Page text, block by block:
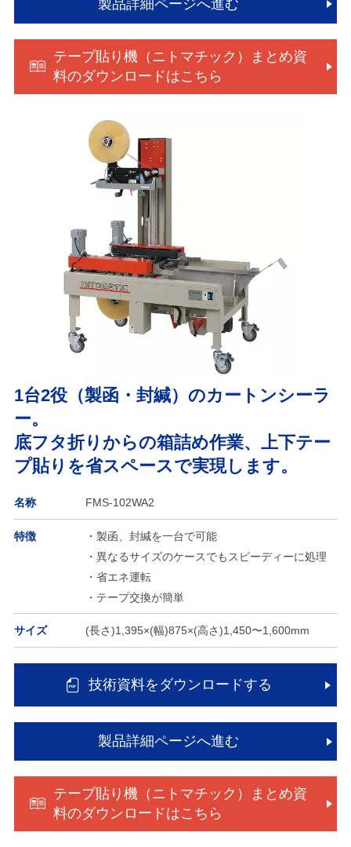
製品詳細ページへ進む
テープ貼り機（ニトマチック）まとめ資
料のダウンロードはこちら
1台2役（製函・封緘）のカートンシーラ
ー。
底フタ折りからの箱詰め作業、上下テー
プ貼りを省スペースで実現します。
名称 FMS-102WA2
特徴
・製函、封緘を一台で可能
・異なるサイズのケースでもスピーディーに処理
・省エネ運転
・テープ交換が簡単
サイズ (長さ)1,395×(幅)875×(高さ)1,450〜1,600mm
技術資料をダウンロードする
製品詳細ページへ進む
テープ貼り機（ニトマチック）まとめ資
料のダウンロードはこちら